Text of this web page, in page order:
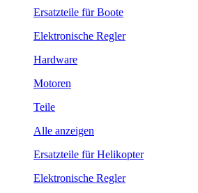
Ersatzteile für Boote
Elektronische Regler
Hardware
Motoren
Teile
Alle anzeigen
Ersatzteile für Helikopter
Elektronische Regler